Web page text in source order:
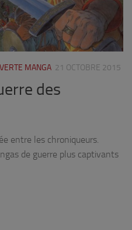
MANGA 21 OCTOBRE 2015
des
entre les chroniqueurs.
de guerre plus captivants